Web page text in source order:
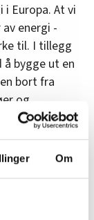
Om
i Europa. At vi
energi -
til. I tillegg
bygge ut en
bort fra
og
i Frankrike
og